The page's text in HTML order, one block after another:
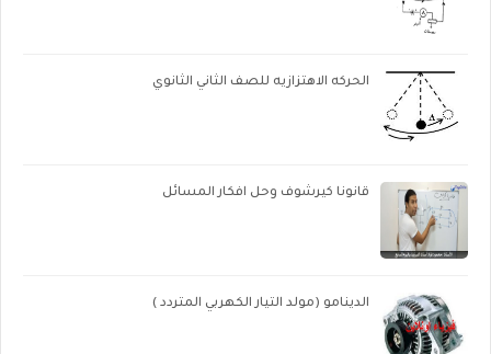
الحركه الاهتزازيه للصف الثاني الثانوي
قانونا كيرشوف وحل افكار المسائل
الدينامو (مولد التيار الكهربي المتردد )